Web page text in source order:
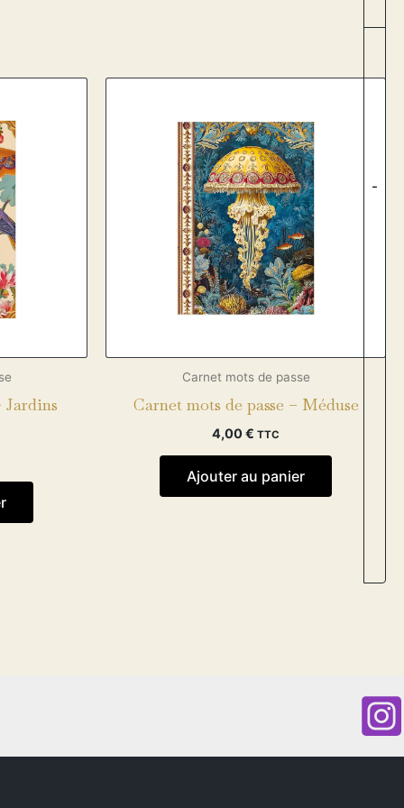
-
Jardins
Carnet mots de passe
Carnet mots de passe – Méduse
4,00€ TTC
Ajouter au panier